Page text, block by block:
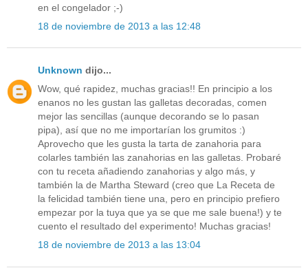
en el congelador ;-)
18 de noviembre de 2013 a las 12:48
Unknown dijo...
Wow, qué rapidez, muchas gracias!! En principio a los
enanos no les gustan las galletas decoradas, comen
mejor las sencillas (aunque decorando se lo pasan
pipa), así que no me importarían los grumitos :)
Aprovecho que les gusta la tarta de zanahoria para
colarles también las zanahorias en las galletas. Probaré
con tu receta añadiendo zanahorias y algo más, y
también la de Martha Steward (creo que La Receta de
la felicidad también tiene una, pero en principio prefiero
empezar por la tuya que ya se que me sale buena!) y te
cuento el resultado del experimento! Muchas gracias!
18 de noviembre de 2013 a las 13:04